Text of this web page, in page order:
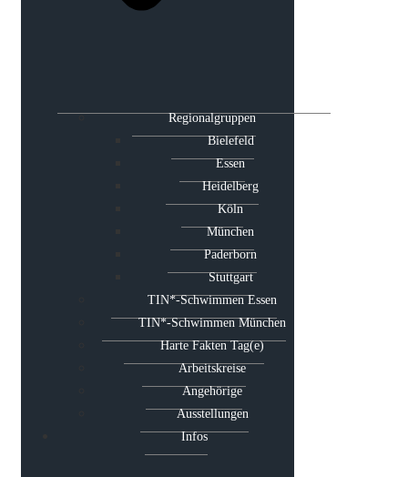
Regionalgruppen
Bielefeld
Essen
Heidelberg
Köln
München
Paderborn
Stuttgart
TIN*-Schwimmen Essen
TIN*-Schwimmen München
Harte Fakten Tag(e)
Arbeitskreise
Angehörige
Ausstellungen
Infos